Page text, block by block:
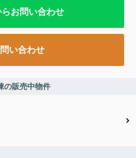
お問い合わせ
い合わせ
の販売中物件